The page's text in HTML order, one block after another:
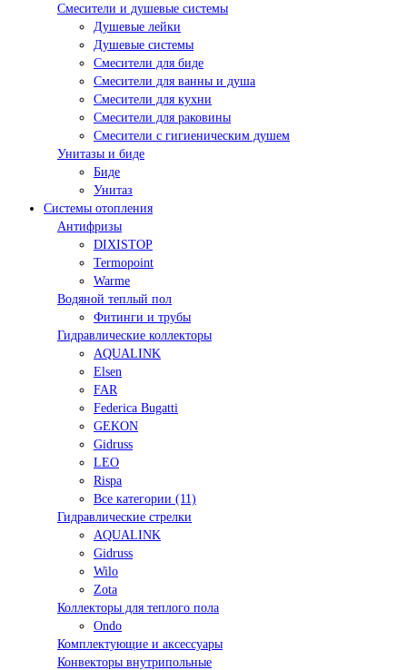
Смесители и душевые системы
Душевые лейки
Душевые системы
Смесители для биде
Смесители для ванны и душа
Смесители для кухни
Смесители для раковины
Смесители с гигиеническим душем
Унитазы и биде
Биде
Унитаз
Системы отопления
Антифризы
DIXISTOP
Termopoint
Warme
Водяной теплый пол
Фитинги и трубы
Гидравлические коллекторы
AQUALINK
Elsen
FAR
Federica Bugatti
GEKON
Gidruss
LEO
Rispa
Все категории (11)
Гидравлические стрелки
AQUALINK
Gidruss
Wilo
Zota
Коллекторы для теплого пола
Ondo
Комплектующие и аксессуары
Конвекторы внутрипольные